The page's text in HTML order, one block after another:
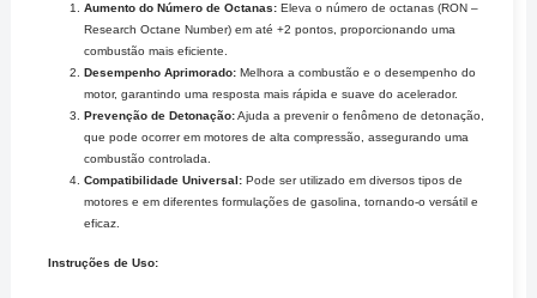
Aumento do Número de Octanas: Eleva o número de octanas (RON –
Research Octane Number) em até +2 pontos, proporcionando uma
combustão mais eficiente.
Desempenho Aprimorado: Melhora a combustão e o desempenho do
motor, garantindo uma resposta mais rápida e suave do acelerador.
Prevenção de Detonação:Ajuda a prevenir o fenômeno de detonação,
que pode ocorrer em motores de alta compressão, assegurando uma
combustão controlada.
Compatibilidade Universal: Pode ser utilizado em diversos tipos de
motores e em diferentes formulações de gasolina, tornando-o versátil e
eficaz.
Instruções de Uso: